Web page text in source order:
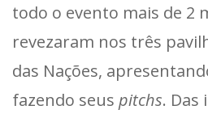
todo o evento mais de 2
revezaram nos três
das Nações,
fazendo seus pitchs. Das